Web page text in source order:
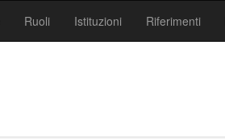
Ruoli Istituzioni Riferimenti